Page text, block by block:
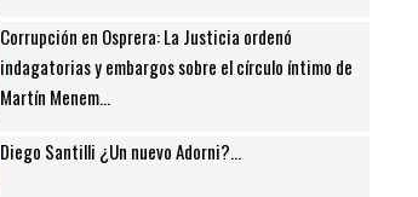
Corrupción en Osprera: La Justicia ordenó
indagatorias y embargos sobre el círculo íntimo de
Martín Menem...
Diego Santilli ¿Un nuevo Adorni?...